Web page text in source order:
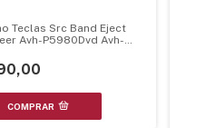
Teclas Src Band Eject
Avh-P5980Dvd Avh-